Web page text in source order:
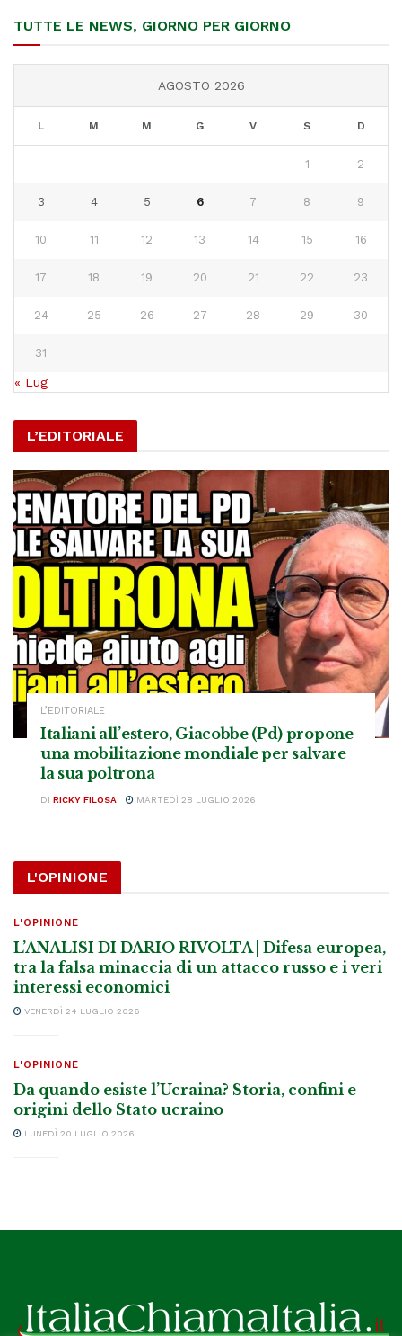
TUTTE LE NEWS, GIORNO PER GIORNO
AGOSTO 2026
L M M G V S D
1 2
3 4 5 6 7 8 9
10 11 12 13 14 15 16
17 18 19 20 21 22 23
24 25 26 27 28 29 30
31
« Lug
L’EDITORIALE
L’EDITORIALE
Italiani all’estero, Giacobbe (Pd) propone
una mobilitazione mondiale per salvare
la sua poltrona
DI RICKY FILOSA MARTEDÌ 28 LUGLIO 2026
L'OPINIONE
L'OPINIONE
L’ANALISI DI DARIO RIVOLTA | Difesa europea,
tra la falsa minaccia di un attacco russo e i veri
interessi economici
VENERDÌ 24 LUGLIO 2026
L'OPINIONE
Da quando esiste l’Ucraina? Storia, confini e
origini dello Stato ucraino
LUNEDÌ 20 LUGLIO 2026